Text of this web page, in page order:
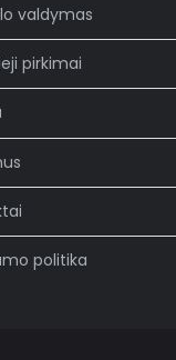
valdymas
pirkimai
politika